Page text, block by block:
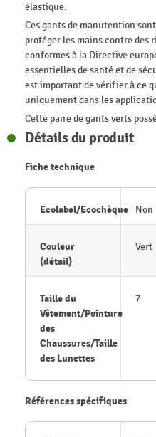
élastique.
Ces gants de manutention
protéger les mains contre des
conformes à la Directive
essentielles de santé et de
est important de vérifier à ce
uniquement dans les
Cette paire de gants verts
Détails du produit
Fiche technique
Ecolabel/Ecochèque Non
Couleur
(détail)
Vert
Taille du
Vêtement/Pointure
des
Chaussures/Taille
des Lunettes
7
Références spécifiques